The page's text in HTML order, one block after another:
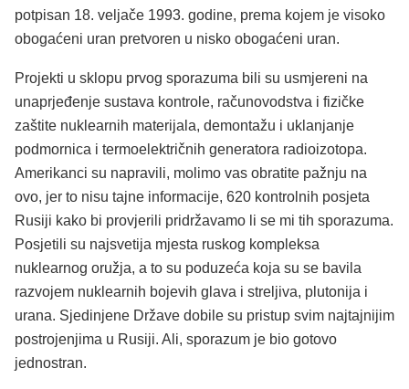
potpisan 18. veljače 1993. godine, prema kojem je visoko
obogaćeni uran pretvoren u nisko obogaćeni uran.
Projekti u sklopu prvog sporazuma bili su usmjereni na
unaprjeđenje sustava kontrole, računovodstva i fizičke
zaštite nuklearnih materijala, demontažu i uklanjanje
podmornica i termoelektričnih generatora radioizotopa.
Amerikanci su napravili, molimo vas obratite pažnju na
ovo, jer to nisu tajne informacije, 620 kontrolnih posjeta
Rusiji kako bi provjerili pridržavamo li se mi tih sporazuma.
Posjetili su najsvetija mjesta ruskog kompleksa
nuklearnog oružja, a to su poduzeća koja su se bavila
razvojem nuklearnih bojevih glava i streljiva, plutonija i
urana. Sjedinjene Države dobile su pristup svim najtajnijim
postrojenjima u Rusiji. Ali, sporazum je bio gotovo
jednostran.